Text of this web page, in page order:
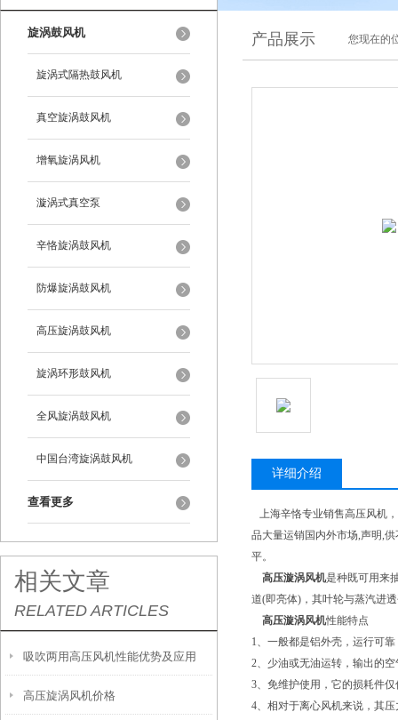
旋涡鼓风机
旋涡式隔热鼓风机
真空旋涡鼓风机
增氧旋涡风机
漩涡式真空泵
辛恪旋涡鼓风机
防爆旋涡鼓风机
高压旋涡鼓风机
旋涡环形鼓风机
全风旋涡鼓风机
中国台湾旋涡鼓风机
查看更多
相关文章
RELATED ARTICLES
吸吹两用高压风机性能优势及应用
高压旋涡风机价格
产品展示 您现在的
详细介绍
上海辛恪专业销售高压风机
品大量运销国内外市场,声明,
平。
高压漩涡风机是种既可用来
道(即亮体)，其叶轮与蒸汽进
高压漩涡风机性能特点
1、一般都是铝外壳，运行可
2、少油或无油运转，输出的
3、免维护使用，它的损耗件
4、相对于离心风机来说，其